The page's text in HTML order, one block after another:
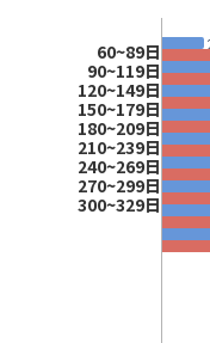
60~89日
90~119日
120~149日
150~179日
180~209日
210~239日
240~269日
270~299日
300~329日